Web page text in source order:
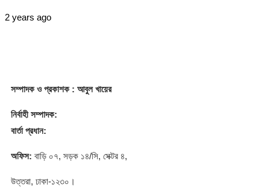
2 years ago
সম্পাদকও প্রকাশক : আবুল খায়ের
নির্বাহী সম্পাদক:
বার্তা প্রধান:
অফিস: বাড়ি ০৭, সড়ক ১৪/সি, সেক্টর ৪,
উত্তরা, ঢাকা-১২৩০।